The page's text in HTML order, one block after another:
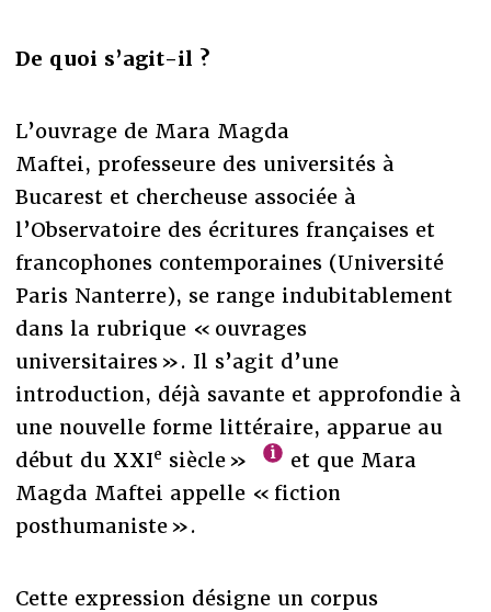
De quoi s’agit-il ?
L’ouvrage de Mara Magda
Maftei, professeure des universités à
Bucarest et chercheuse associée à
l’Observatoire des écritures françaises et
francophones contemporaines (Université
Paris Nanterre), se range indubitablement
dans la rubrique « ouvrages
universitaires ». Il s’agit d’une
introduction, déjà savante et approfondie à
une nouvelle forme littéraire, apparue au
début du XXIe siècle »
et que Mara
Magda Maftei appelle « fiction
posthumaniste ».
Cette expression désigne un corpus